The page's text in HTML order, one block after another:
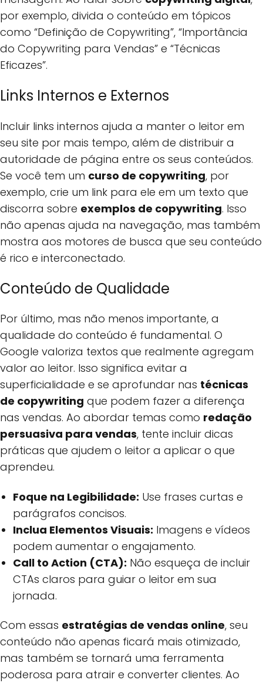
por exemplo, divida o conteúdo em tópicos
como “Definição de Copywriting”, “Importância
do Copywriting para Vendas” e “Técnicas
Eficazes”.
Links Internos e Externos
Incluir links internos ajuda a manter o leitor em
seu site por mais tempo, além de distribuir a
autoridade de página entre os seus conteúdos.
Se você tem um curso de copywriting, por
exemplo, crie um link para ele em um texto que
discorra sobre exemplos de copywriting. Isso
não apenas ajuda na navegação, mas também
mostra aos motores de busca que seu conteúdo
é rico e interconectado.
Conteúdo de Qualidade
Por último, mas não menos importante, a
qualidade do conteúdo é fundamental. O
Google valoriza textos que realmente agregam
valor ao leitor. Isso significa evitar a
superficialidade e se aprofundar nas técnicas
de copywriting que podem fazer a diferença
nas vendas. Ao abordar temas como redação
persuasiva para vendas, tente incluir dicas
práticas que ajudem o leitor a aplicar o que
aprendeu.
Foque na Legibilidade: Use frases curtas e
parágrafos concisos.
Inclua Elementos Visuais: Imagens e vídeos
podem aumentar o engajamento.
Call to Action (CTA): Não esqueça de incluir
CTAs claros para guiar o leitor em sua
jornada.
Com essas estratégias de vendas online, seu
conteúdo não apenas ficará mais otimizado,
mas também se tornará uma ferramenta
poderosa para atrair e converter clientes. Ao